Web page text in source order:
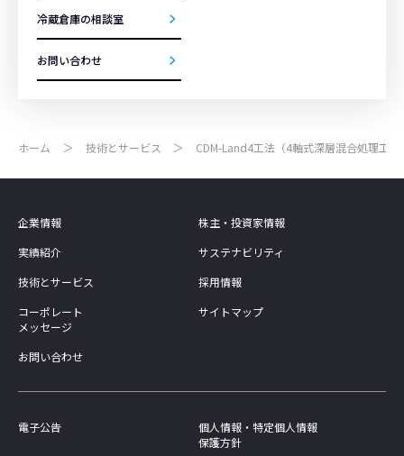
冷蔵倉庫の相談室
お問い合わせ
ホーム 技術とサービス CDM-Land4工法（4軸式深層混合処理工法
企業情報
株主・投資家情報
実績紹介
サステナビリティ
技術とサービス
採用情報
コーポレート
メッセージ
サイトマップ
お問い合わせ
電子公告
個人情報・特定個人情報
保護方針